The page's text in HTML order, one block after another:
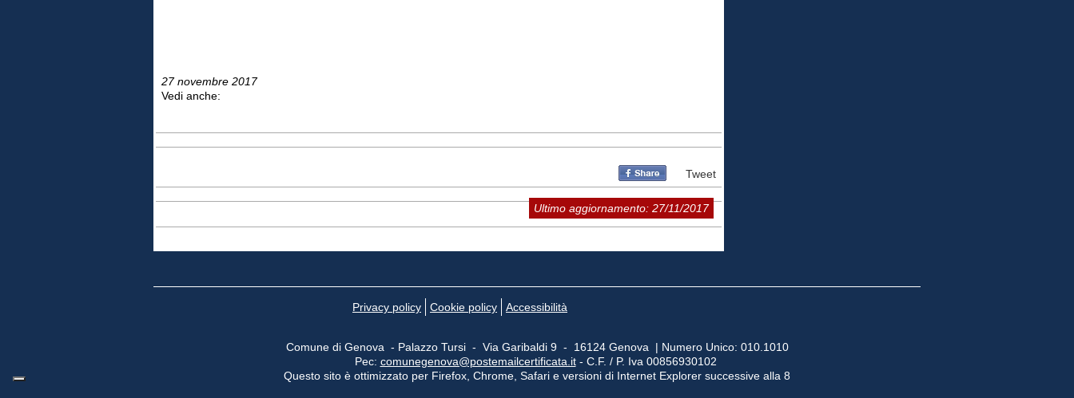
27 novembre 2017
Vedi anche:
Tweet
Ultimo aggiornamento: 27/11/2017
Privacy policy Cookie policy Accessibilità
Comune di Genova - Palazzo Tursi - Via Garibaldi 9 - 16124 Genova | Numero Unico: 010.1010
Pec: comunegenova@postemailcertificata.it- C.F. / P. Iva 00856930102
Questo sito è ottimizzato per Firefox, Chrome, Safari e versioni di Internet Explorer successive alla 8